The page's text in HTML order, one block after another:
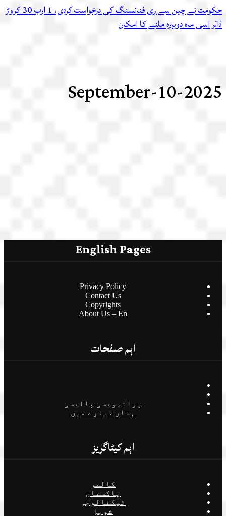
حکومت نے چین سے ری فنانسنگ کی درخواست کردی، 1 ارب 30 کروڑ
ڈالر اسی ماہ دوبارہ ملنے کا امکان
2025-September-10
English Pages
Privacy Policy
Contact Us
Copyrights
About Us – En
اہم صفحات
پرائیویسی پالیسی
ہمارے بارے میں
اہم کیٹاگریز
کالمز
پاکستان
ٹیکنالوجی
شوبز